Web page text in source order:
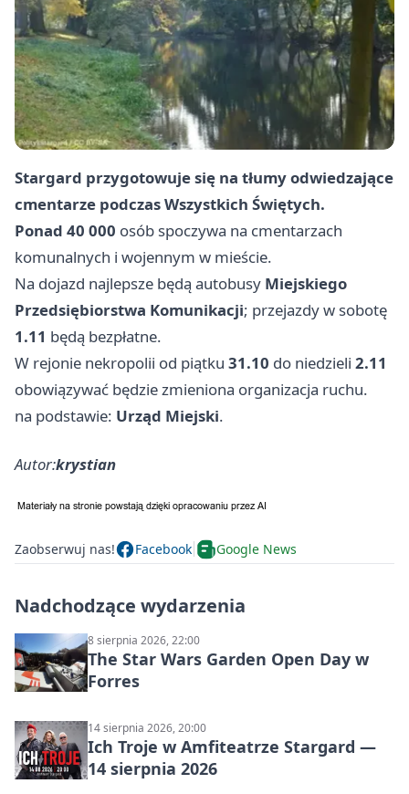
Stargard przygotowuje się na tłumy odwiedzające
cmentarze podczas Wszystkich Świętych.
Ponad 40 000 osób spoczywa na cmentarzach
komunalnych i wojennym w mieście.
Na dojazd najlepsze będą autobusy Miejskiego
Przedsiębiorstwa Komunikacji; przejazdy w sobotę
1.11 będą bezpłatne.
W rejonie nekropolii od piątku 31.10 do niedzieli 2.11
obowiązywać będzie zmieniona organizacja ruchu.
na podstawie: Urząd Miejski.
Autor:krystian
Zaobserwuj nas! Facebook Google News
Nadchodzące wydarzenia
8 sierpnia 2026, 22:00
The Star Wars Garden Open Day w
Forres
14 sierpnia 2026, 20:00
Ich Troje w Amfiteatrze Stargard —
14 sierpnia 2026